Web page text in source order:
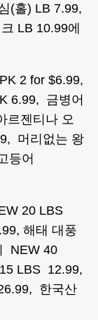
(홀) LB 7.99,
LB 10.99에
2 for $6.99,
6.99, 금병어
르젠티나 오
머리없는 왕
등어
20 LBS
해태 대풍
NEW 40
LBS 12.99,
한국산